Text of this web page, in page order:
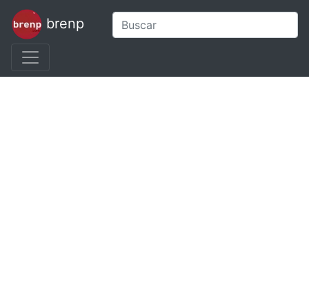
brenp